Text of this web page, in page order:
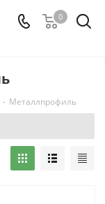
0
- Металлпрофиль